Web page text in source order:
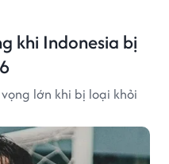
khi Indonesia bị
lớn khi bị loại khỏi